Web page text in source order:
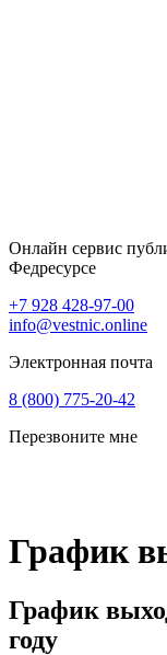
Онлайн сервис
Федресурсе
+7 928 428-97-00
info@vestnic.online
Электронная почта
8 (800) 775-20-42
Перезвоните мне
График
График
году